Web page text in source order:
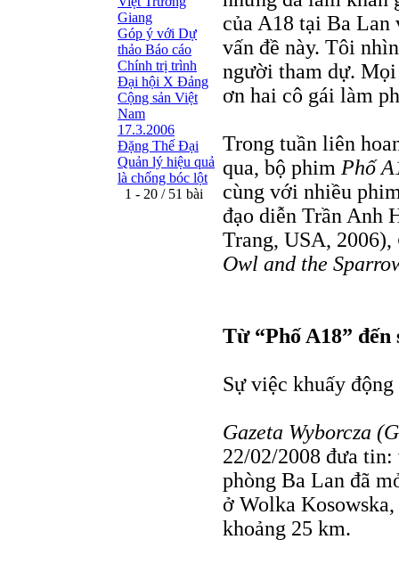
Giang
Góp ý với Dự
thảo Báo cáo
Chính trị trình
Đại hội X Đảng
Cộng sản Việt
Nam
17.3.2006
Đặng Thế Đại
Quản lý hiệu quả
là chống bóc lột
1 - 20 / 51 bài
của A18 tại Ba Lan
vấn đề này. Tôi
người tham dự. Mọi
ơn hai cô gái làm
Trong tuần liên
qua, bộ phim Phố
cùng với nhiều
đạo diễn Trần Anh
Trang, USA, 2006),
Owl and the
Từ “Phố A18” đến
Sự việc khuấy
Gazeta Wyborcza
22/02/2008 đưa
phòng Ba Lan đã
ở Wolka
khoảng 25 km.